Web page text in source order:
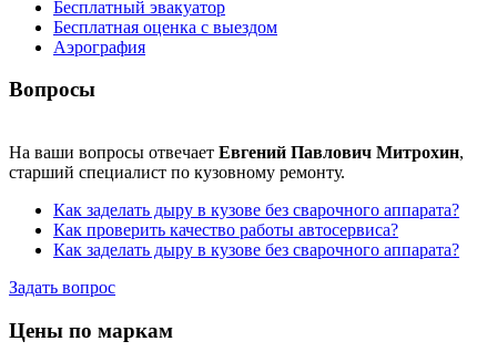
Бесплатный эвакуатор
Бесплатная оценка с выездом
Аэрография
Вопросы
На ваши вопросы отвечает Евгений Павлович Митрохин,
старший специалист по кузовному ремонту.
Как заделать дыру в кузове без сварочного аппарата?
Как проверить качество работы автосервиса?
Как заделать дыру в кузове без сварочного аппарата?
Задать вопрос
Цены по маркам